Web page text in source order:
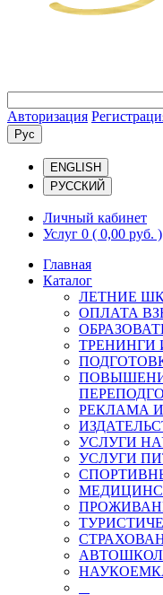
Авторизация
Рус
ENGLISH
РУССКИЙ
Личный кабинет
Услуг 0 ( 0,00 руб. )
Главная
Каталог
ЛЕТНИЕ
ОПЛАТА
ТРЕНИНГИ
РЕКЛАМА
УСЛУГИ
УСЛУГИ